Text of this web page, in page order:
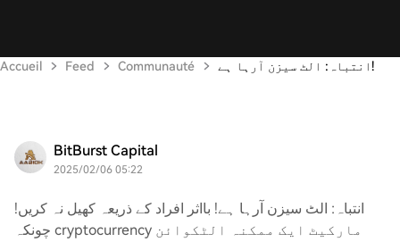
Accueil Feed Communauté انتباہ: الٹ سیزن آرہا ہے!
BitBurst Capital
2025/02/06 05:22
انتباہ: الٹ سیزن آرہا ہے! بااثر افراد کے ذریعہ کھیل نہ کریں!
چونکہ cryptocurrency مارکیٹ ایک ممکنہ الٹکوائن